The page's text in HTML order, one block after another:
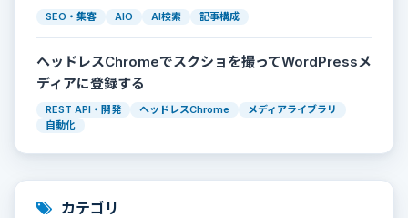
SEO・集客 AIO AI検索 記事構成
ヘッドレスChromeでスクショを撮ってWordPressメ
ディアに登録する
REST API・開発 ヘッドレスChrome
メディアライブラリ
自動化
カテゴリ